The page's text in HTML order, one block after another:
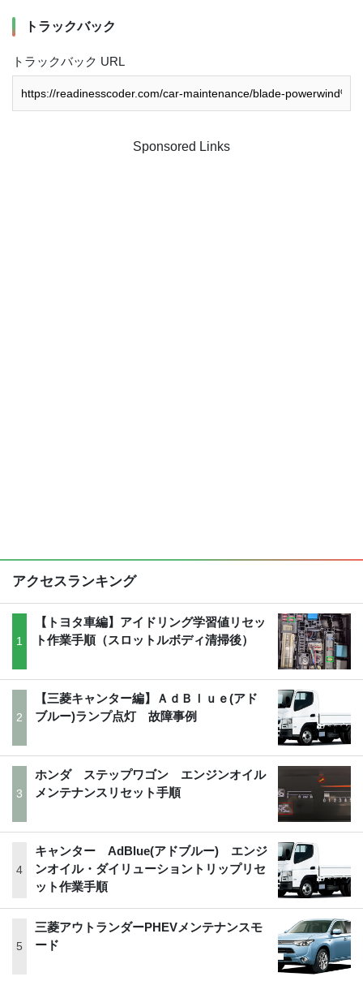
トラックバック
トラックバック URL
Sponsored Links
アクセスランキング
【トヨタ車編】アイドリング学習値リセッ
ト作業手順（スロットルボディ清掃後）
【三菱キャンター編】ＡｄＢｌｕｅ(アド
ブルー)ランプ点灯 故障事例
ホンダ ステップワゴン エンジンオイル
メンテナンスリセット手順
キャンター AdBlue(アドブルー) エンジ
ンオイル・ダイリューショントリップリセ
ット作業手順
三菱アウトランダーPHEVメンテナンスモ
ード